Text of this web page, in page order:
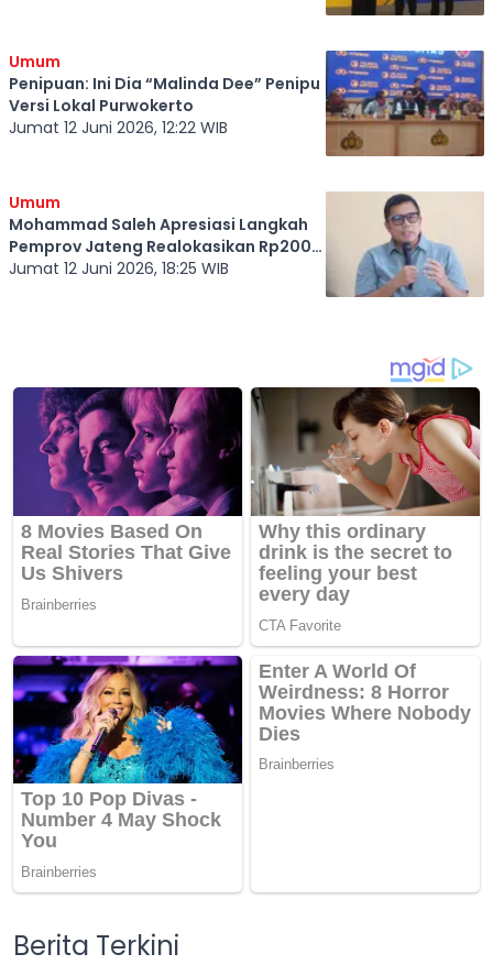
Umum
Penipuan: Ini Dia “Malinda Dee” Penipu
Versi Lokal Purwokerto
Jumat 12 Juni 2026, 12:22 WIB
Umum
Mohammad Saleh Apresiasi Langkah
Pemprov Jateng Realokasikan Rp200
Miliar untuk Percepat Perbaikan Jalan
Jumat 12 Juni 2026, 18:25 WIB
Berita Terkini